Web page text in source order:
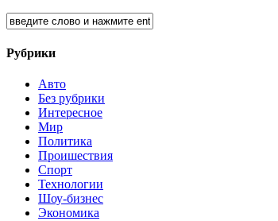
Рубрики
Авто
Без рубрики
Интересное
Мир
Политика
Проишествия
Спорт
Технологии
Шоу-бизнес
Экономика